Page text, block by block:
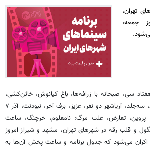
تهران،‌
جمعه،
سی، صبحانه با زرافه‌ها، باغ کیانوش، خائن‌کشی،
قهرمان، شبگرد، سه‌جلد، آریاشهر دو نفر، عزیز، برف آخر، نبودنت، آذر ۷
پروین، تعارض، علت مرگ: نامعلوم، خرچنگ، ساعت
و قلب رقهدر شهرهای تهران، مشهد و شیراز امروز
می‌شود که جدول برنامه و ساعت پخش آن‌ها به